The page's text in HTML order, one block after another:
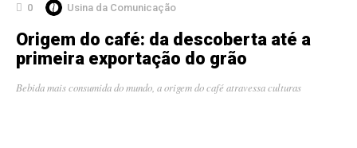
0 Usina da Comunicação
Origem do café: da descoberta até a
primeira exportação do grão
Bebida mais consumida do mundo, a origem do café atravessa culturas